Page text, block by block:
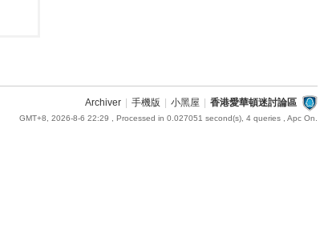
Archiver 手機版 小黑屋 香港愛華頓迷討論區
GMT+8, 2026-8-6 22:29 , Processed in 0.027051 second(s), 4 queries , Apc On.